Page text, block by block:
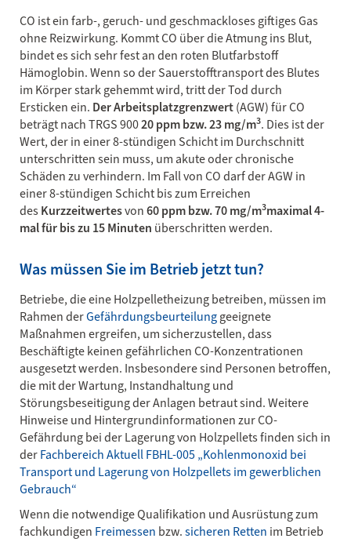
CO ist ein farb-, geruch- und geschmackloses giftiges Gas
ohne Reizwirkung. Kommt CO über die Atmung ins Blut,
bindet es sich sehr fest an den roten Blutfarbstoff
Hämoglobin. Wenn so der Sauerstofftransport des Blutes
im Körper stark gehemmt wird, tritt der Tod durch
Ersticken ein. Der Arbeitsplatzgrenzwert(AGW) für CO
beträgt nach TRGS 90020 ppm bzw. 23 mg/m3. Dies ist der
Wert, der in einer 8-stündigen Schicht im Durchschnitt
unterschritten sein muss, um akute oder chronische
Schäden zu verhindern. Im Fall von CO darf der AGW in
einer 8-stündigen Schicht bis zum Erreichen
des Kurzzeitwertesvon60 ppm bzw. 70 mg/m3maximal 4-
mal für bis zu 15 Minuten überschritten werden.
Was müssen Sie im Betrieb jetzt tun?
Betriebe, die eine Holzpelletheizung betreiben, müssen im
Rahmen derGefährdungsbeurteilunggeeignete
Maßnahmen ergreifen, um sicherzustellen, dass
Beschäftigte keinen gefährlichen CO-Konzentrationen
ausgesetzt werden. Insbesondere sind Personen betroffen,
die mit der Wartung, Instandhaltung und
Störungsbeseitigung der Anlagen betraut sind. Weitere
Hinweise und Hintergrundinformationen zur CO-
Gefährdung bei der Lagerung von Holzpellets finden sich in
derFachbereich Aktuell FBHL-005 „Kohlenmonoxid bei
Transport und Lagerung von Holzpellets im gewerblichen
Gebrauch“
Wenn die notwendige Qualifikation und Ausrüstung zum
fachkundigen Freimessen bzw.sicheren Retten im Betrieb